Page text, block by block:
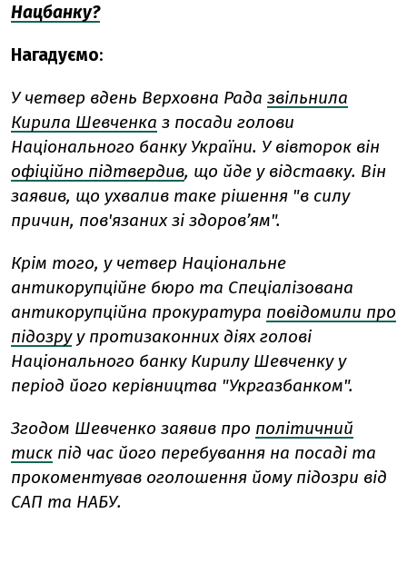
Нацбанку?
Нагадуємо:
У четвер вдень Верховна Рада звільнила
Кирила Шевченка з посади голови
Національного банку України. У вівторок він
офіційно підтвердив, що йде у відставку. Він
заявив, що ухвалив таке рішення "в силу
причин, пов'язаних зі здоров’ям".
Крім того, у четвер Національне
антикорупційне бюро та Спеціалізована
антикорупційна прокуратура повідомили про
підозруу протизаконних діях голові
Національного банку Кирилу Шевченку у
період його керівництва "Укргазбанком".
Згодом Шевченко заявив про політичний
тиск під час його перебування на посаді та
прокоментував оголошення йому підозри від
САП та НАБУ.